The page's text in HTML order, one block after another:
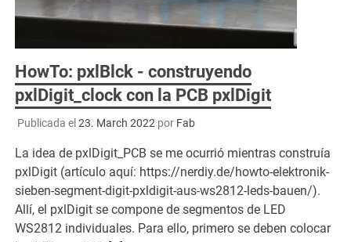
HowTo: pxlBlck - construyendo
pxlDigit_clock con la PCB pxlDigit
Publicada el 23. March 2022 por Fab
La idea de pxlDigit_PCB se me ocurrió mientras construía
pxlDigit (artículo aquí: https://nerdiy.de/howto-elektronik-
sieben-segment-digit-pxldigit-aus-ws2812-leds-bauen/).
Allí, el pxlDigit se compone de segmentos de LED
WS2812 individuales. Para ello, primero se deben colocar